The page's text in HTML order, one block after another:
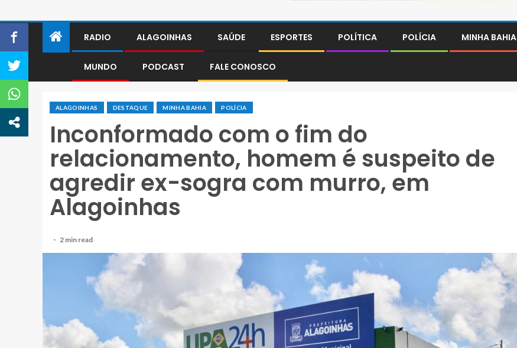
RADIO ALAGOINHAS SAÚDE ESPORTES POLÍTICA POLÍCIA MINHA BAHIA
MUNDO PODCAST FALE CONOSCO
ALAGOINHAS DESTAQUE MINHA BAHIA POLÍCIA
Inconformado com o fim do
relacionamento, homem é suspeito de
agredir ex-sogra com murro, em
Alagoinhas
2 min read